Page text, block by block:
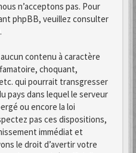
n’acceptons pas. Pour
phpBB, veuillez consulter
contenu à caractère
choquant,
qui pourrait transgresser
pays dans lequel le serveur
ou encore la loi
pas ces dispositions,
immédiat et
le droit d’avertir votre